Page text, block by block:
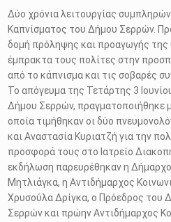
Δύο χρόνια λειτουργίας
Καπνίσματος του Δήμου Σερρών.
δομή πρόληψης και προαγωγής της
έμπρακτα τους πολίτες στην
από το κάπνισμα και τις σοβαρές
Το απόγευμα της Τετάρτης 3
Δήμου Σερρών, πραγματοποιήθηκε
οποία τιμήθηκαν οι δύο
και Αναστασία Κυριατζή για την
προσφορά τους στο Ιατρείο
εκδήλωση παρευρέθηκαν η
Μητλιάγκα, η Αντιδήμαρχος
Χρυσούλα Δρίγκα, ο Πρόεδρος του
Σερρών και πρώην Αντιδήμαρχος